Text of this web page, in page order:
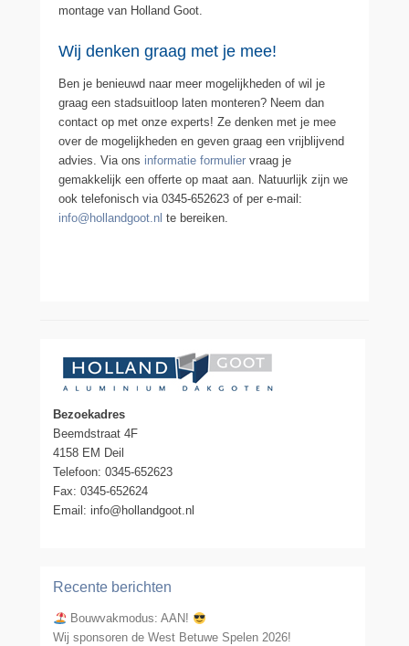
montage van Holland Goot.
Wij denken graag met je mee!
Ben je benieuwd naar meer mogelijkheden of wil je
graag een stadsuitloop laten monteren? Neem dan
contact op met onze experts! Ze denken met je mee
over de mogelijkheden en geven graag een vrijblijvend
advies. Via ons informatie formulier vraag je
gemakkelijk een offerte op maat aan. Natuurlijk zijn we
ook telefonisch via 0345-652623 of per e-mail:
info@hollandgoot.nl te bereiken.
Bezoekadres
Beemdstraat 4F
4158 EM Deil
Telefoon: 0345-652623
Fax: 0345-652624
Email: info@hollandgoot.nl
Recente berichten
Bouwvakmodus: AAN!
Wij sponsoren de West Betuwe Spelen 2026!